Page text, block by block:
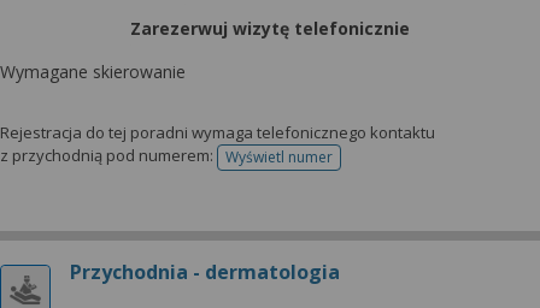
Zarezerwuj wizytę telefonicznie
Wymagane skierowanie
Rejestracja do tej poradni wymaga telefonicznego kontaktu
z przychodnią pod numerem:
Wyświetl numertelefonu do rejestracji
Przychodnia - dermatologia